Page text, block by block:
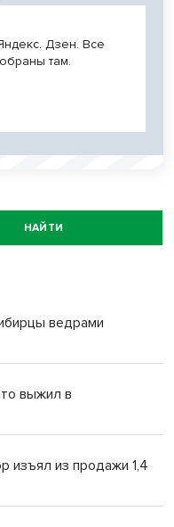
Дзен. Все
там.
НАЙТИ
ведрами
выжил в
изъял из продажи 1,4